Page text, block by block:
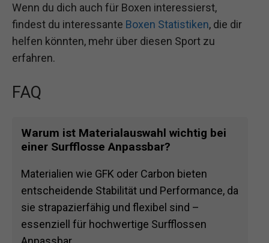
Wenn du dich auch für Boxen interessierst,
findest du interessante Boxen Statistiken, die dir
helfen könnten, mehr über diesen Sport zu
erfahren.
FAQ
Warum ist Materialauswahl wichtig bei
einer Surfflosse Anpassbar?
Materialien wie GFK oder Carbon bieten
entscheidende Stabilität und Performance, da
sie strapazierfähig und flexibel sind –
essenziell für hochwertige Surfflossen